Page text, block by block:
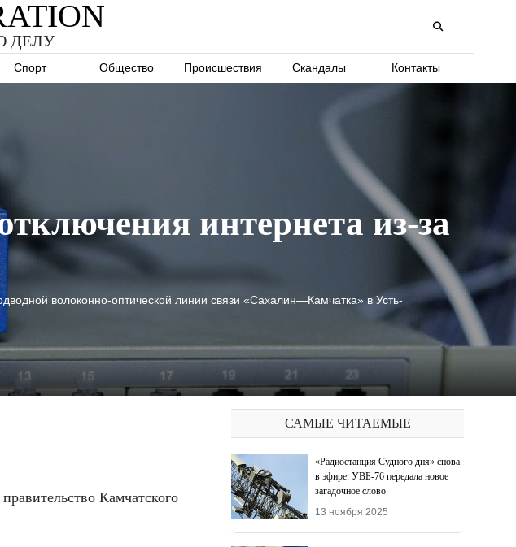
ДЕЛУ
Спорт Общество Происшествия Скандалы Контакты
интернета из-за
волоконно-оптической линии связи «Сахалин—Камчатка» в Усть-
САМЫЕ ЧИТАЕМЫЕ
«Радиостанция Судного дня» снова
в эфире: УВБ-76 передала новое
загадочное слово
13 ноября 2025